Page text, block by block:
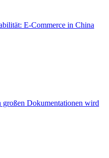
E-Commerce in China
Dokumentationen wird